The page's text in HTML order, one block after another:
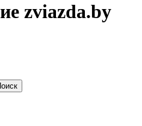
zviazda.by